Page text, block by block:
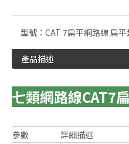
型號： CAT 7扁平網路線 扁
產品描述
七類網路線CAT7
參數
詳細描述